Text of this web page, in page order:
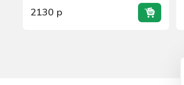
2130 р